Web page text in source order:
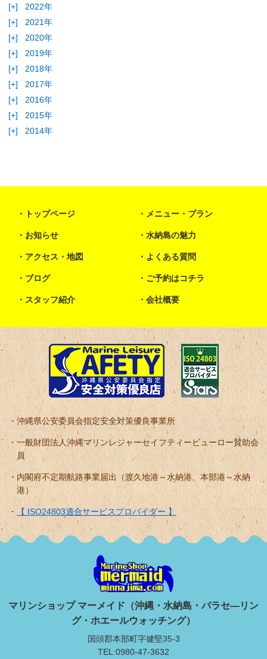
[+]
2022年
[+]
2021年
[+]
2020年
[+]
2019年
[+]
2018年
[+]
2017年
[+]
2016年
[+]
2015年
[+]
2014年
トップページ メニュー・プラン
お知らせ 水納島の魅力
アクセス・地図 よくある質問
ブログ ご予約はコチラ
スタッフ紹介 会社概要
沖縄県公安委員会指定安全対策優良事業所
一般財団法人沖縄マリンレジャーセイフティービューロー賛助会
員
内閣府不定期航路事業届出（渡久地港～水納港、本部港～水納
港）
【 ISO24803適合サービスプロバイダー 】
マリンショップ マーメイド（沖縄・水納島・パラセ―リン
グ・ホエールウォッチング）
国頭郡本部町字健堅35-3
TEL:0980-47-3632